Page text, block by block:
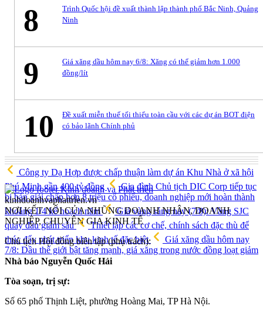
8
Trình Quốc hội đề xuất thành lập thành phố Bắc Ninh, Quảng
Ninh
9
Giá xăng dầu hôm nay 6/8: Xăng có thể giảm hơn 1.000
đồng/lít
10
Đề xuất miễn thuế tối thiểu toàn cầu với các dự án BOT điện
có bảo lãnh Chính phủ
Công ty Dạ Hợp được chấp thuận làm dự án Khu Nhà ở xã hội
Phú Minh gần 400 tỷ đồng
Gia đình Chủ tịch DIC Corp tiếp tục
bị bán giải chấp hơn 8 triệu cổ phiếu, doanh nghiệp mới hoàn thành
khoảng 1/4 kế hoạch năm
Giá vàng sáng nay (7/8): Vàng SJC
quay đầu giảm sâu
Thiết lập các cơ chế, chính sách đặc thù để
thúc đẩy phát triển khu kinh tế đặc biệt
Giá xăng dầu hôm nay
7/8: Dầu thế giới bật tăng mạnh, giá xăng trong nước đồng loạt giảm
kinhdoanhvaphattrien.vn
NƠI KẾT NỐI CỦA NHỮNG DOANH NHÂN, DOANH
NGHIỆP, CHUYÊN GIA KINH TẾ
Chủ tịch Hội đồng biên tập (phụ trách):
Nhà báo Nguyễn Quốc Hải
Tòa soạn, trị sự:
Số 65 phố Thịnh Liệt, phường Hoàng Mai, TP Hà Nội.